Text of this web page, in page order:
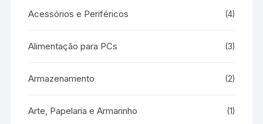
Acessórios e Periféricos (4)
Alimentação para PCs (3)
Armazenamento (2)
Arte, Papelaria e Armarinho (1)